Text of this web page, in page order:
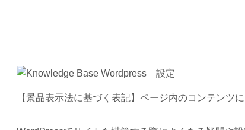
【景品表示法に基づく表記】ページ内のコンテンツ